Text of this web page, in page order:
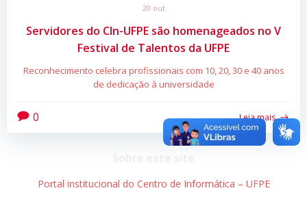
20 out
Servidores do CIn-UFPE são homenageados no V
Festival de Talentos da UFPE
Reconhecimento celebra profissionais com 10, 20, 30 e 40 anos
de dedicação à universidade
0 Leia mais
Portal institucional do Centro de Informática – UFPE